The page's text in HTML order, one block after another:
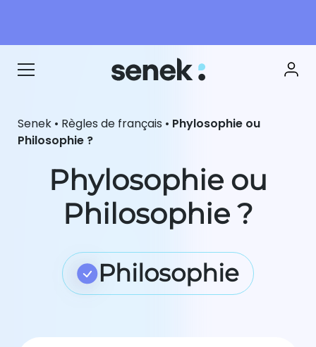
Senek • Règles de français • Phylosophie ou
Philosophie ?
Phylosophie ou
Philosophie ?
Philosophie